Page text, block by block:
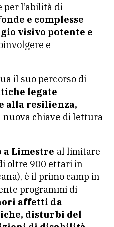
per l’abilità di
e complesse
visivo potente e
e
il suo percorso di
legate
alla resilienza,
chiave di lettura
a Limestre al limitare
oltre 900 ettari in
è il primo camp in
programmi di
affetti da
disturbi del